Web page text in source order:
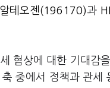
알테오젠(196170)과
협상에 대한 기대감
중에서 정책과 관세